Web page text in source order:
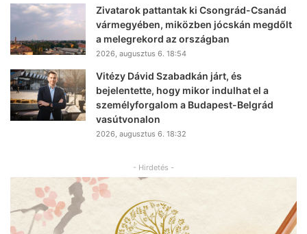
Zivatarok pattantak ki Csongrád-Csanád
vármegyében, miközben jócskán megdőlt
a melegrekord az országban
2026, augusztus 6. 18:54
Vitézy Dávid Szabadkán járt, és
bejelentette, hogy mikor indulhat el a
személyforgalom a Budapest-Belgrád
vasútvonalon
2026, augusztus 6. 18:32
- Hirdetés -